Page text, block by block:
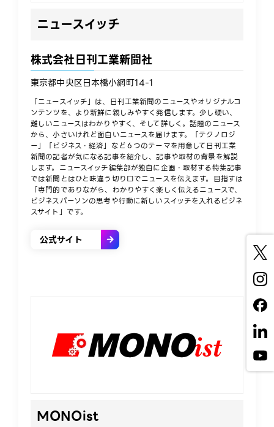
ニュースイッチ
株式会社日刊工業新聞社
東京都中央区日本橋小網町14-1
「ニュースイッチ」は、日刊工業新聞のニュースやオリジナルコ
ンテンツを、より新鮮に親しみやすく発信します。少し硬い、
難しいニュースはわかりやすく、そして詳しく。話題のニュース
から、小さいけれど面白いニュースを届けます。「テクノロジ
ー」「ビジネス・経済」など６つのテーマを用意して日刊工業
新聞の記者が気になる記事を紹介し、記事や取材の背景を解説
します。ニュースイッチ編集部が独自に企画・取材する特集記事
では新聞とはひと味違う切り口でニュースを伝えます。目指すは
「専門的でありながら、わかりやすく楽しく伝えるニュースで、
ビジネスパーソンの思考や行動に新しいスイッチを入れるビジネ
スサイト」です。
公式サイト
MONOist